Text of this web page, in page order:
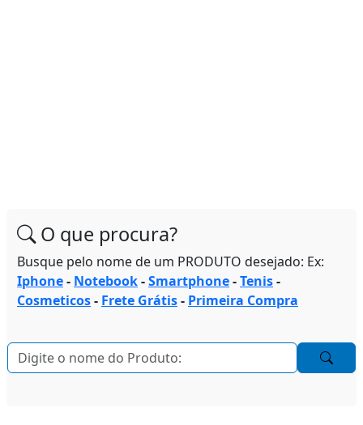
O que procura?
Busque pelo nome de um PRODUTO desejado: Ex:
Iphone- Notebook-Smartphone-Tenis-
Cosmeticos- Frete Grátis- Primeira Compra